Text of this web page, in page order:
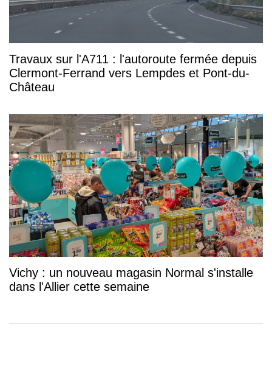
Travaux sur l'A711 : l'autoroute fermée depuis
Clermont-Ferrand vers Lempdes et Pont-du-
Château
Vichy : un nouveau magasin Normal s'installe
dans l'Allier cette semaine